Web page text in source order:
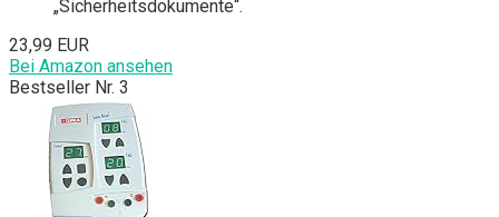
„Sicherheitsdokumente“.
23,99 EUR
Bei Amazon ansehen
Bestseller Nr. 3